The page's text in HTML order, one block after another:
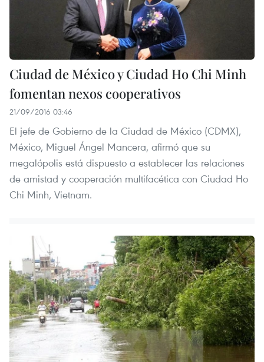
Ciudad de México y Ciudad Ho Chi Minh
fomentan nexos cooperativos
21/09/2016 03:46
El jefe de Gobierno de la Ciudad de México (CDMX),
México, Miguel Ángel Mancera, afirmó que su
megalópolis está dispuesto a establecer las relaciones
de amistad y cooperación multifacética con Ciudad Ho
Chi Minh, Vietnam.